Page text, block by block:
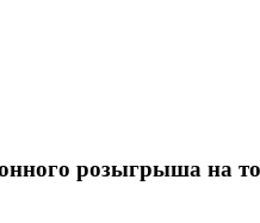
розыгрыша на